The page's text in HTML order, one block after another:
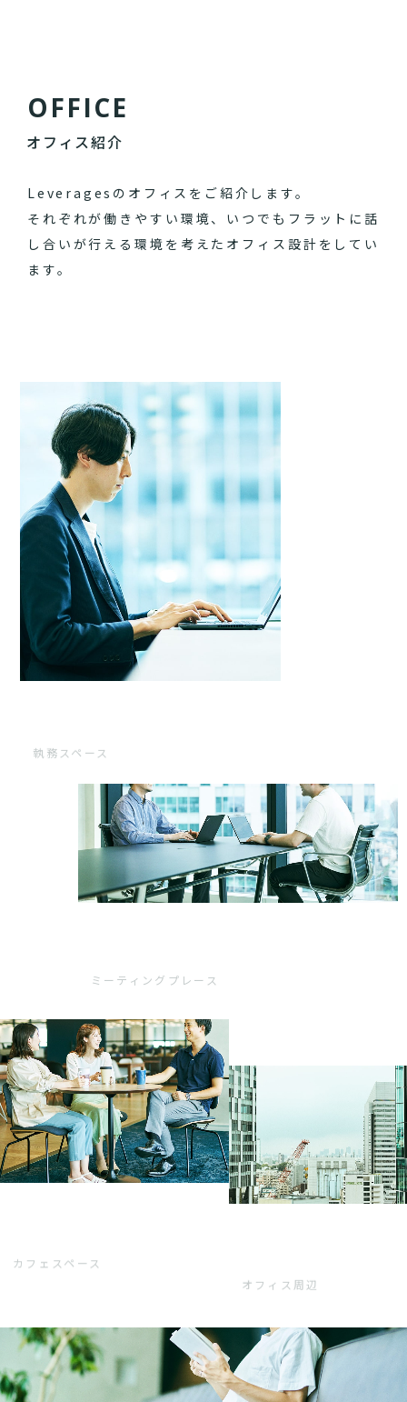
OFFICE
オフィス紹介
Leveragesのオフィスをご紹介します。
それぞれが働きやすい環境、いつでもフラットに話
し合いが行える環境を考えたオフィス設計をしてい
ます。
執務スペース
ミーティングプレース
カフェスペース
オフィス周辺